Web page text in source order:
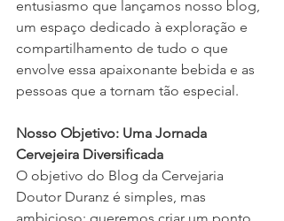
entusiasmo que lançamos nosso blog,
um espaço dedicado à exploração e
compartilhamento de tudo o que
envolve essa apaixonante bebida e as
pessoas que a tornam tão especial.
Nosso Objetivo: Uma Jornada
Cervejeira Diversificada
O objetivo do Blog da Cervejaria
Doutor Duranz é simples, mas